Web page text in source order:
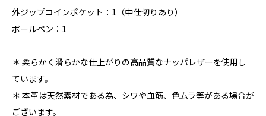
外ジップコインポケット：1（中仕切りあり）
ボールペン：1
＊ 柔らかく滑らかな仕上がりの高品質なナッパレザーを使用し
ています。
＊ 本革は天然素材である為、シワや血筋、色ムラ等がある場合が
ございます。